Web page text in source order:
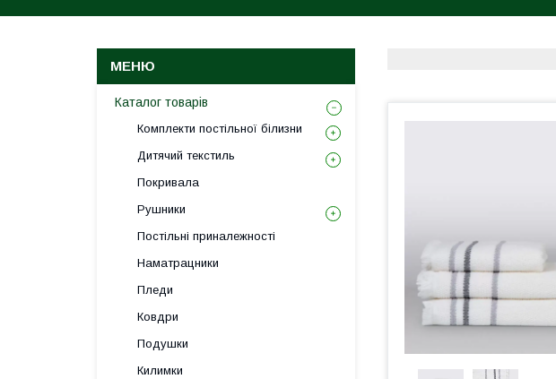
Каталог товарів
Комплекти постільної білизни
Дитячий текстиль
Покривала
Рушники
Постільні приналежності
Наматрацники
Пледи
Ковдри
Подушки
Килимки